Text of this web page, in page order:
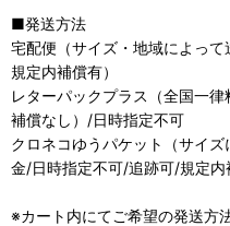
■発送方法
宅配便（サイズ・地域によっ
規定内補償有）
レターパックプラス（全国一
補償なし）/日時指定不可
クロネコゆうパケット（サイ
金/日時指定不可/追跡可/規定内
※カート内にてご希望の発送方